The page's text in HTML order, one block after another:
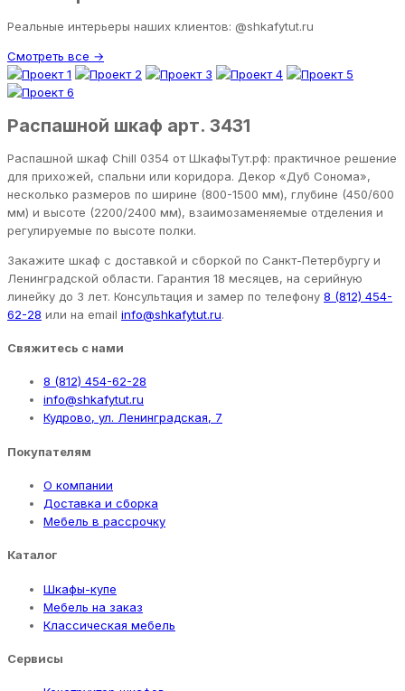
Реальные интерьеры наших клиентов: @shkafytut.ru
Смотреть все →
Распашной шкаф арт. 3431
Распашной шкаф Chill 0354 от ШкафыТут.рф: практичное решение
для прихожей, спальни или коридора. Декор «Дуб Сонома»,
несколько размеров по ширине (800-1500 мм), глубине (450/600
мм) и высоте (2200/2400 мм), взаимозаменяемые отделения и
регулируемые по высоте полки.
Закажите шкаф с доставкой и сборкой по Санкт-Петербургу и
Ленинградской области. Гарантия 18 месяцев, на серийную
линейку до 3 лет. Консультация и замер по телефону 8 (812) 454-
62-28 или на email info@shkafytut.ru.
Свяжитесь с нами
8 (812) 454-62-28
info@shkafytut.ru
Кудрово, ул. Ленинградская, 7
Покупателям
О компании
Доставка и сборка
Мебель в рассрочку
Каталог
Шкафы-купе
Мебель на заказ
Классическая мебель
Сервисы